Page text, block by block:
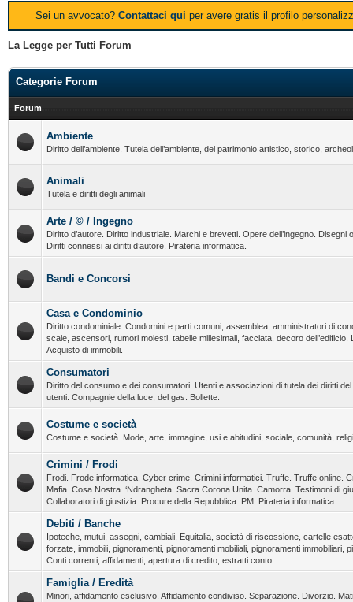
Sei un avvocato? Contattaci qui per avere gratis il profilo
La Legge per Tutti Forum
Categorie Forum
Forum
Ambiente
Diritto dell’ambiente. Tutela dell’ambiente, del patrimonio artistico, storico,
Animali
Tutela e diritti degli animali
Arte / © / Ingegno
Diritto d’autore. Diritto industriale. Marchi e brevetti. Opere dell’ingegno. Disegni
Diritti connessi ai diritti d’autore. Pirateria informatica.
Bandi e Concorsi
Casa e Condominio
Diritto condominiale. Condomini e parti comuni, assemblea, amministratori di
scale, ascensori, rumori molesti, tabelle millesimali, facciata, decoro
Acquisto di immobili.
Consumatori
Diritto del consumo e dei consumatori. Utenti e associazioni di tutela dei diritti
utenti. Compagnie della luce, del gas. Bollette.
Costume e società
Costume e società. Mode, arte, immagine, usi e abitudini, sociale, comunità,
Crimini / Frodi
Frodi. Frode informatica. Cyber crime. Crimini informatici. Truffe. Truffe online.
Mafia. Cosa Nostra. ‘Ndrangheta. Sacra Corona Unita. Camorra. Testimoni di
Collaboratori di giustizia. Procure della Repubblica. PM. Pirateria informatica.
Debiti / Banche
Ipoteche, mutui, assegni, cambiali, Equitalia, società di riscossione, cartelle
forzate, immobili, pignoramenti, pignoramenti mobiliali, pignoramenti immobiliari,
Conti correnti, affidamenti, apertura di credito, estratti conto.
Famiglia / Eredità
Minori, affidamento esclusivo. Affidamento condiviso. Separazione. Divorzio.